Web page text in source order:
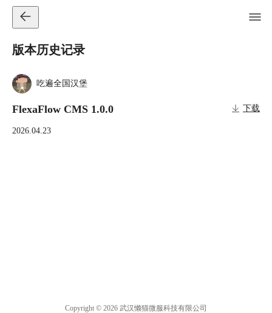
版本历史记录
吃遍全国汉堡
FlexaFlow CMS 1.0.0 下载
2026.04.23
Copyright © 2026 武汉懒猫微服科技有限公司